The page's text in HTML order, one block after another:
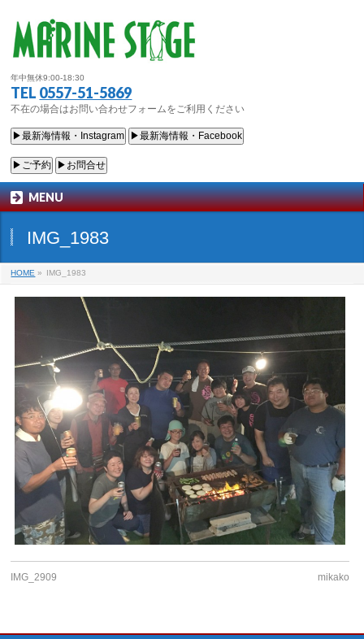
年中無休9:00-18:30
TEL 0557-51-5869
不在の場合はお問い合わせフォームをご利用ください
▶最新海情報・Instagram ▶最新海情報・Facebook
▶ご予約 ▶お問合せ
MENU
IMG_1983
HOME » IMG_1983
IMG_2909 mikako